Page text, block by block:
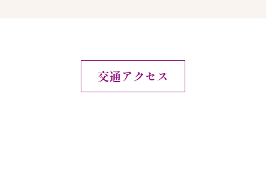
交通アクセス